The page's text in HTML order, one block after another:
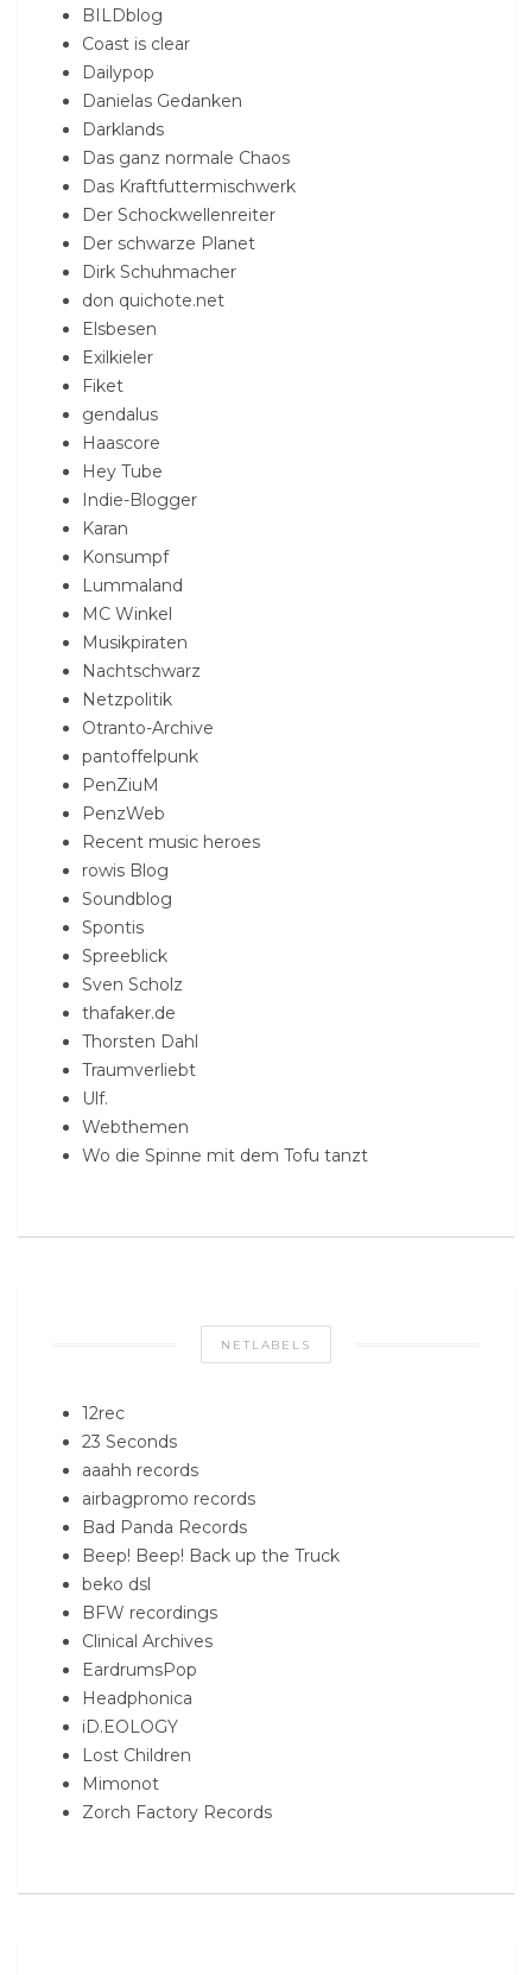
BILDblog
Coast is clear
Dailypop
Danielas Gedanken
Darklands
Das ganz normale Chaos
Das Kraftfuttermischwerk
Der Schockwellenreiter
Der schwarze Planet
Dirk Schuhmacher
don quichote.net
Elsbesen
Exilkieler
Fiket
gendalus
Haascore
Hey Tube
Indie-Blogger
Karan
Konsumpf
Lummaland
MC Winkel
Musikpiraten
Nachtschwarz
Netzpolitik
Otranto-Archive
pantoffelpunk
PenZiuM
PenzWeb
Recent music heroes
rowis Blog
Soundblog
Spontis
Spreeblick
Sven Scholz
thafaker.de
Thorsten Dahl
Traumverliebt
Ulf.
Webthemen
Wo die Spinne mit dem Tofu tanzt
NETLABELS
12rec
23 Seconds
aaahh records
airbagpromo records
Bad Panda Records
Beep! Beep! Back up the Truck
beko dsl
BFW recordings
Clinical Archives
EardrumsPop
Headphonica
iD.EOLOGY
Lost Children
Mimonot
Zorch Factory Records